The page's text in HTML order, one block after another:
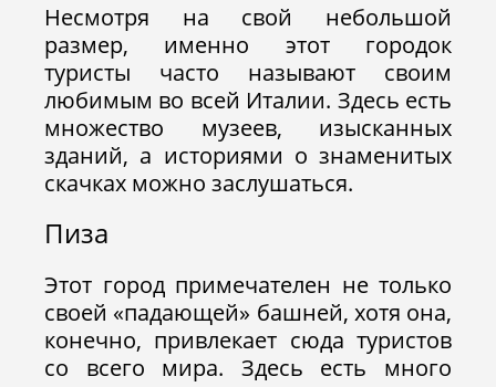
Несмотря на свой небольшой
размер, именно этот городок
туристы часто называют своим
любимым во всей Италии. Здесь есть
множество музеев, изысканных
зданий, а историями о знаменитых
скачках можно заслушаться.
Пиза
Этот город примечателен не только
своей «падающей» башней, хотя она,
конечно, привлекает сюда туристов
со всего мира. Здесь есть много